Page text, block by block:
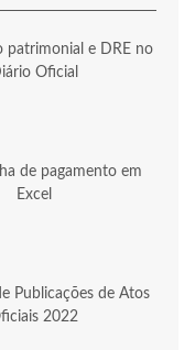
patrimonial e DRE no
Oficial
de pagamento em
Excel
Publicações de Atos
2022